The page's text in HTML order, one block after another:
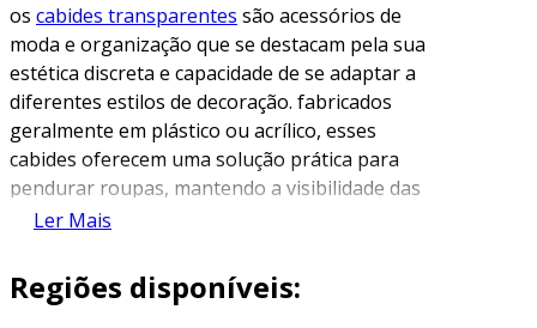
os cabides transparentes são acessórios de
moda e organização que se destacam pela sua
estética discreta e capacidade de se adaptar a
diferentes estilos de decoração. fabricados
geralmente em plástico ou acrílico, esses
cabides oferecem uma solução prática para
pendurar roupas, mantendo a visibilidade das
peças. seu design clean e minimalista permite
exibição, sendo ideais para lojas de roupas,
armários e exposições de moda.
Ler Mais
Regiões disponíveis: